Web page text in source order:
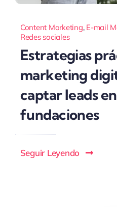
Content Marketing, E-mail
Redes sociales
Estrategias
marketing
captar leads
fundaciones
Seguir Leyendo